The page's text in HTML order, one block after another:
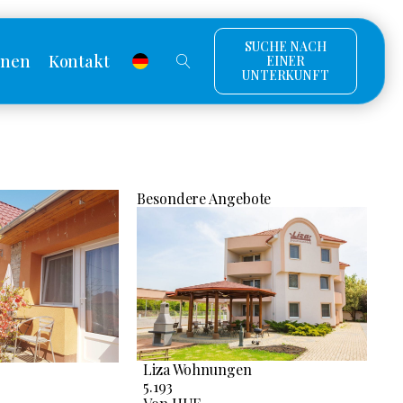
Kontakt
SUCHE NACH
EINER
UNTERKUNFT
Besondere Angebote
Liza Wohnungen
5.193